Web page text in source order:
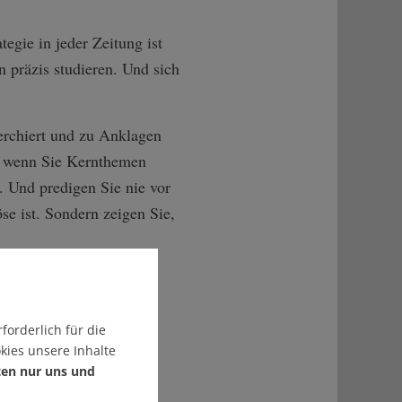
in jeder Zeitung ist
präzis studieren. Und sich
und zu Anklagen
Sie Kernthemen
Und predigen Sie nie vor
ist. Sondern zeigen Sie,
für die
unsere Inhalte
nur uns und